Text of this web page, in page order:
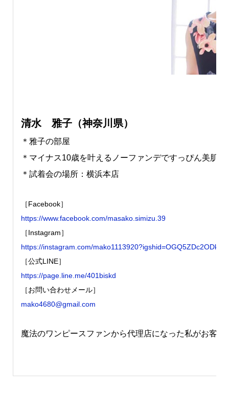
清水 雅子（神奈川県）
＊雅子の部屋
＊マイナス10歳を叶えるノーファンデですっぴん美肌の
＊試着会の場所：横浜本店
［Facebook］
https://www.facebook.com/masako.simizu.39
［Instagram］
https://instagram.com/
［公式LINE］
https://page.line.me/401biskd
［お問い合わせメール］
mako4680@gmail.com
魔法のワンピースファンから代理店になった私がお客